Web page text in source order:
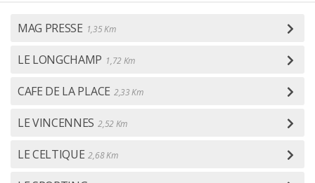
MAG PRESSE 1,35 Km
LE LONGCHAMP 1,72 Km
CAFE DE LA PLACE 2,33 Km
LE VINCENNES 2,52 Km
LE CELTIQUE 2,68 Km